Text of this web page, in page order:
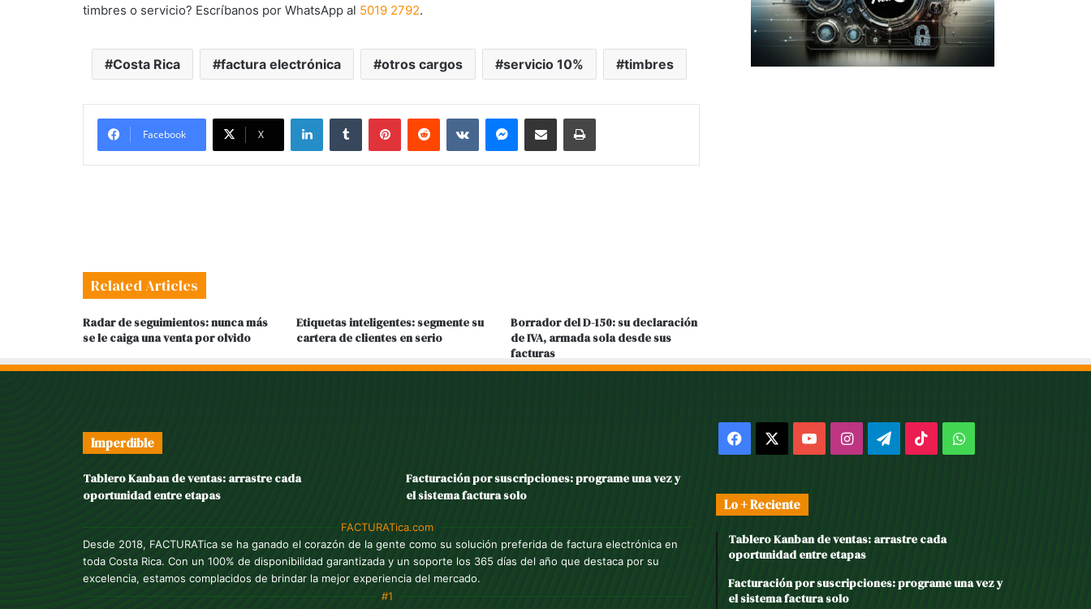
timbres o servicio? Escríbanos por WhatsApp al 5019 2792.
Costa Rica factura electrónica otros cargos servicio 10% timbres
Facebook X
Related Articles
Radar de seguimientos: nunca más
se le caiga una venta por olvido
Etiquetas inteligentes: segmente su
cartera de clientes en serio
Borrador del D-150: su declaración
de IVA, armada sola desde sus
facturas
Imperdible
Tablero Kanban de ventas: arrastre cada
oportunidad entre etapas
Facturación por suscripciones: programe una vez y
el sistema factura solo
FACTURATica.com
Desde 2018, FACTURATica se ha ganado el corazón de la gente como su solución preferida de factura electrónica en
toda Costa Rica. Con un 100% de disponibilidad garantizada y un soporte los 365 días del año que destaca por su
excelencia, estamos complacidos de brindar la mejor experiencia del mercado.
#1
Facebook YouTubeInstagramTelegram
TikTokWhatsApp
Lo + Reciente
Tablero Kanban de ventas: arrastre cada
oportunidad entre etapas
Facturación por suscripciones: programe una vez y
el sistema factura solo